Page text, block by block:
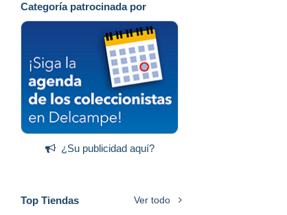
Categoría patrocinada por
¿Su publicidad aquí?
Top Tiendas Ver todo